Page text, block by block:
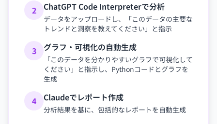
2 ChatGPT Code Interpreterで分析
データをアップロードし、「このデータの主要な
トレンドと洞察を教えてください」と指示
3 グラフ・可視化の自動生成
「このデータを分かりやすいグラフで可視化して
ください」と指示し、Pythonコードとグラフを
生成
4 Claudeでレポート作成
分析結果を基に、包括的なレポートを自動生成